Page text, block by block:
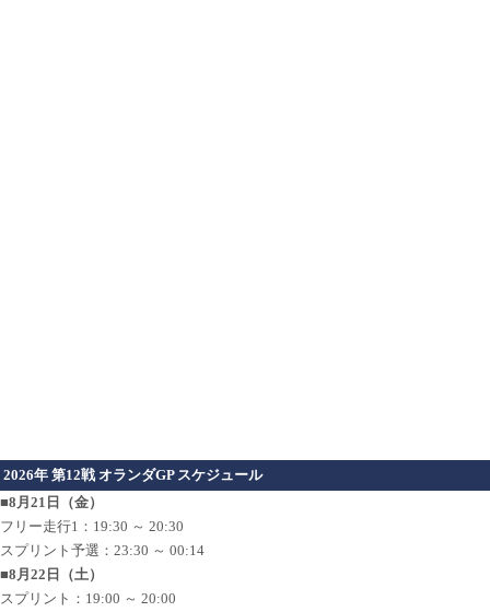
2026年 第12戦 オランダGP スケジュール
■8月21日（金）
フリー走行1：19:30 ～ 20:30
スプリント予選：23:30 ～ 00:14
■8月22日（土）
スプリント：19:00 ～ 20:00